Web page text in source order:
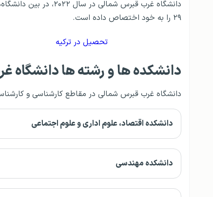
۲۹ را به خود اختصاص داده است.
تحصیل در ترکیه
دانشکده ها و رشته ها دانشگاه
دانشگاه غرب قبرس شمالی در مقاطع کارشناسی و کارشناسی ارشد دارای ۴
دانشکده اقتصاد، علوم اداری و علوم اجتماعی
دانشکده مهندسی